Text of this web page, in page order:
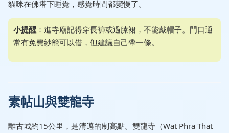
貓咪在佛塔下睡覺，感覺時間都變慢了。
小提醒 ：進寺廟記得穿長褲或過膝裙，不能戴帽子。門口通
常有免費紗籠可以借，但建議自己帶一條。
素帖山與雙龍寺
離古城約15公里，是清邁的制高點。雙龍寺（Wat Phra That